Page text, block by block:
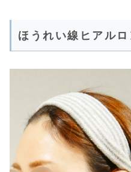
ほうれい線ヒアル